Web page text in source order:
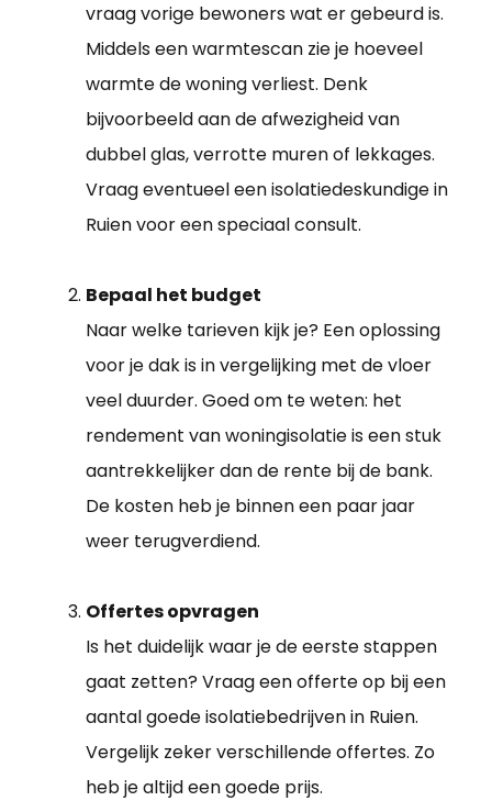
vraag vorige bewoners wat er gebeurd is.
Middels een warmtescan zie je hoeveel
warmte de woning verliest. Denk
bijvoorbeeld aan de afwezigheid van
dubbel glas, verrotte muren of lekkages.
Vraag eventueel een isolatiedeskundige in
Ruien voor een speciaal consult.
Bepaal het budget
Naar welke tarieven kijk je? Een oplossing
voor je dak is in vergelijking met de vloer
veel duurder. Goed om te weten: het
rendement van woningisolatie is een stuk
aantrekkelijker dan de rente bij de bank.
De kosten heb je binnen een paar jaar
weer terugverdiend.
Offertes opvragen
Is het duidelijk waar je de eerste stappen
gaat zetten? Vraag een offerte op bij een
aantal goede isolatiebedrijven in Ruien.
Vergelijk zeker verschillende offertes. Zo
heb je altijd een goede prijs.